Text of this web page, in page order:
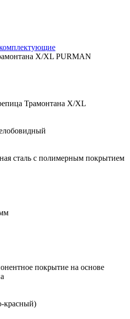
X/XL PURMAN
Трамонтана X/XL
сталь с полимерным покрытием
покрытие на основе
красный)